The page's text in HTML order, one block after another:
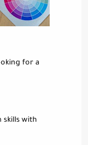
for a
skills with